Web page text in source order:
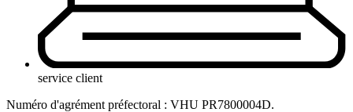
service client
Numéro d'agrément préfectoral : VHU PR7800004D.